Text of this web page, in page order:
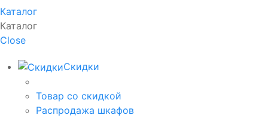
Каталог
Каталог
Close
Скидки
Товар со скидкой
Распродажа шкафов